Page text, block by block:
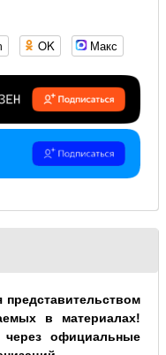
OK Макс
представительством
в материалах!
официальные